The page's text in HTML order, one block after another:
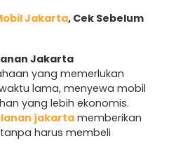
Jakarta, Cek Sebelum
Jakarta
yang memerlukan
lama, menyewa mobil
yang lebih ekonomis.
jakarta memberikan
harus membeli